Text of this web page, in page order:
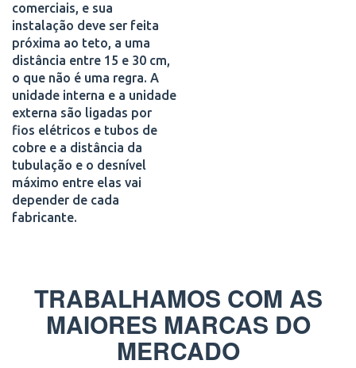
comerciais, e sua
instalação deve ser feita
próxima ao teto, a uma
distância entre 15 e 30 cm,
o que não é uma regra. A
unidade interna e a unidade
externa são ligadas por
fios elétricos e tubos de
cobre e a distância da
tubulação e o desnível
máximo entre elas vai
depender de cada
fabricante.
TRABALHAMOS COM AS
MAIORES MARCAS DO
MERCADO